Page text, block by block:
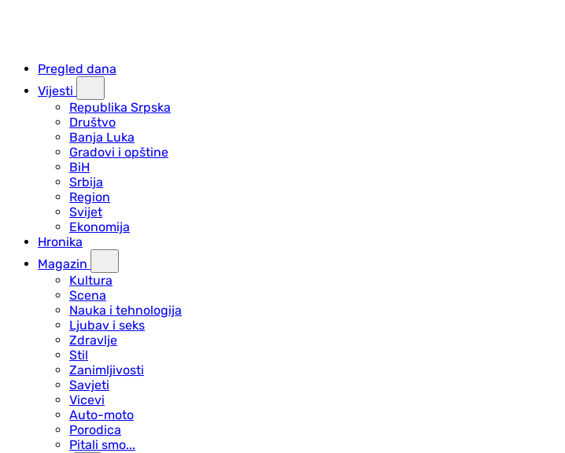
Pregled dana
Vijesti
Republika Srpska
Društvo
Banja Luka
Gradovi i opštine
BiH
Srbija
Region
Svijet
Ekonomija
Hronika
Magazin
Kultura
Scena
Nauka i tehnologija
Ljubav i seks
Zdravlje
Stil
Zanimljivosti
Savjeti
Vicevi
Auto-moto
Porodica
Pitali smo...